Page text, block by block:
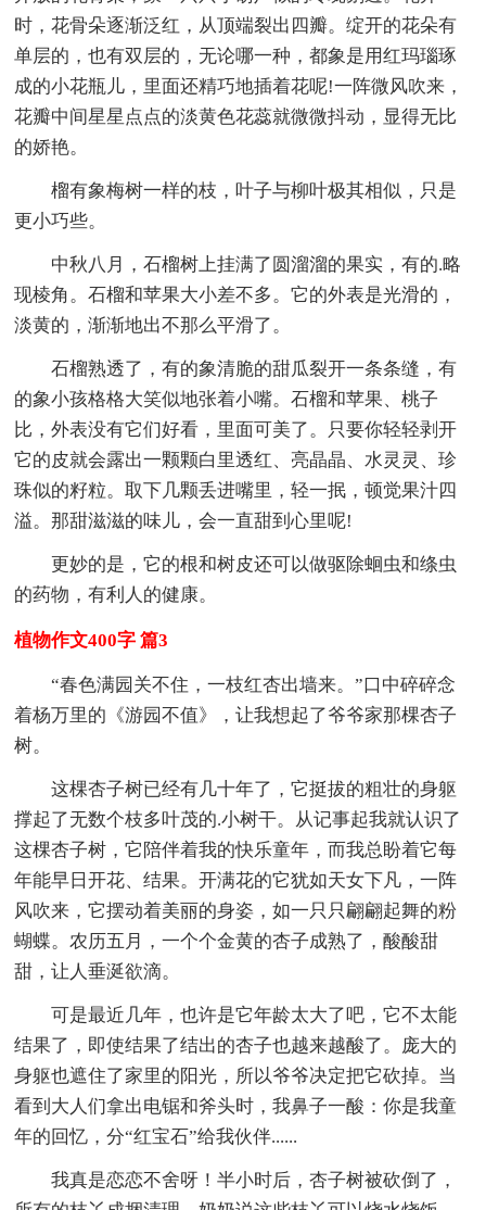
时，花骨朵逐渐泛红，从顶端裂出四瓣。绽开的花朵有
单层的，也有双层的，无论哪一种，都象是用红玛瑙琢
成的小花瓶儿，里面还精巧地插着花呢!一阵微风吹来，
花瓣中间星星点点的淡黄色花蕊就微微抖动，显得无比
的娇艳。
榴有象梅树一样的枝，叶子与柳叶极其相似，只是
更小巧些。
中秋八月，石榴树上挂满了圆溜溜的果实，有的.略
现棱角。石榴和苹果大小差不多。它的外表是光滑的，
淡黄的，渐渐地出不那么平滑了。
石榴熟透了，有的象清脆的甜瓜裂开一条条缝，有
的象小孩格格大笑似地张着小嘴。石榴和苹果、桃子
比，外表没有它们好看，里面可美了。只要你轻轻剥开
它的皮就会露出一颗颗白里透红、亮晶晶、水灵灵、珍
珠似的籽粒。取下几颗丢进嘴里，轻一抿，顿觉果汁四
溢。那甜滋滋的味儿，会一直甜到心里呢!
更妙的是，它的根和树皮还可以做驱除蛔虫和绦虫
的药物，有利人的健康。
植物作文400字 篇3
“春色满园关不住，一枝红杏出墙来。”口中碎碎念
着杨万里的《游园不值》，让我想起了爷爷家那棵杏子
树。
这棵杏子树已经有几十年了，它挺拔的粗壮的身躯
撑起了无数个枝多叶茂的.小树干。从记事起我就认识了
这棵杏子树，它陪伴着我的快乐童年，而我总盼着它每
年能早日开花、结果。开满花的它犹如天女下凡，一阵
风吹来，它摆动着美丽的身姿，如一只只翩翩起舞的粉
蝴蝶。农历五月，一个个金黄的杏子成熟了，酸酸甜
甜，让人垂涎欲滴。
可是最近几年，也许是它年龄太大了吧，它不太能
结果了，即使结果了结出的杏子也越来越酸了。庞大的
身躯也遮住了家里的阳光，所以爷爷决定把它砍掉。当
看到大人们拿出电锯和斧头时，我鼻子一酸：你是我童
年的回忆，分“红宝石”给我伙伴......
我真是恋恋不舍呀！半小时后，杏子树被砍倒了，